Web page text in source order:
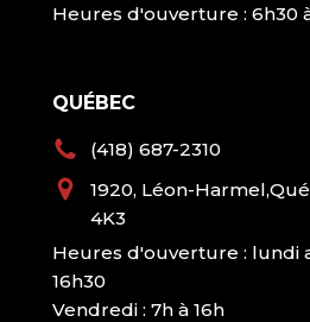
Heures d'ouverture : 6h30
QUÉBEC
(418) 687-2310
1920, Léon-
4K3
Heures d'ouverture : lundi
16h30
Vendredi : 7h à 16h